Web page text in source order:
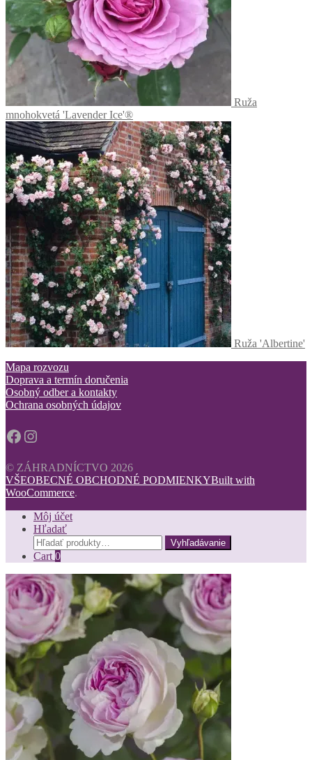
Ruža
mnohokvetá 'Lavender Ice'®
Ruža 'Albertine'
Mapa rozvozu
Doprava a termín doručenia
Osobný odber a kontakty
Ochrana osobných údajov
Facebook
Instagram
© ZÁHRADNÍCTVO 2026
VŠEOBECNÉ OBCHODNÉ PODMIENKYBuilt with
WooCommerce.
Môj účet
Hľadať
Hľadať:
Vyhľadávanie
Cart0